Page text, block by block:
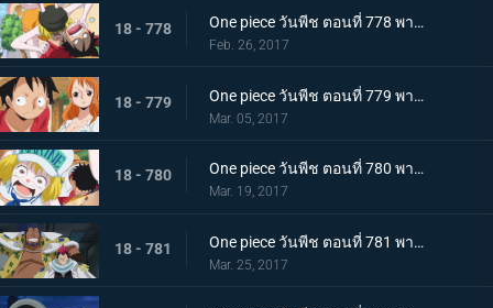
18 - 778 One piece วันพีช ตอนที่ 778 พากย์ไทย ไปเรเวอรี่ รีเบคก้ากับราชอาณาจักรซากุระ
Feb. 26, 2017
18 - 779 One piece วันพีช ตอนที่ 779 พากย์ไทย ไคโดอีกครั้ง มหันตภัยที่รุกคืบยุคสมัยแห่ง
Mar. 05, 2017
18 - 780 One piece วันพีช ตอนที่ 780 พากย์ไทย การต่อสู้กับความหิว ลูฟี่กับนายทหารรุ่นใหม่
Mar. 19, 2017
18 - 781 One piece วันพีช ตอนที่ 781 พากย์ไทย ชายสามคนผู้ยึดมั่น มหกรรมไล่ล่ากลุ่มหมวกฟาง
Mar. 25, 2017